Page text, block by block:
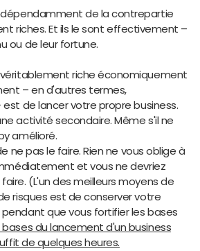
de la contrepartie
riches. Et ils le sont effectivement –
ou de leur fortune.
riche économiquement
– en d'autres termes,
de lancer votre propre business.
activité secondaire. Même s'il ne
amélioré.
ne pas le faire. Rien ne vous oblige à
et vous ne devriez
(L'un des meilleurs moyens de
risques est de conserver votre
que vous fortifier les bases
bases du lancement d'un business
de quelques heures.